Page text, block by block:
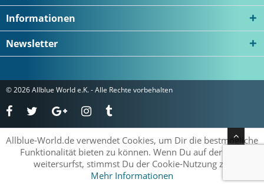
Informationen
Newsletter
© 2026 Allblue World e.K. - Alle Rechte vorbehalten
Allblue-World.de verwendet Cookies, um Dir die bestmögliche
Funktionalität bieten zu können. Wenn Du auf der Seite
weitersurfst, stimmst Du der Cookie-Nutzung zu.
Mehr Informationen